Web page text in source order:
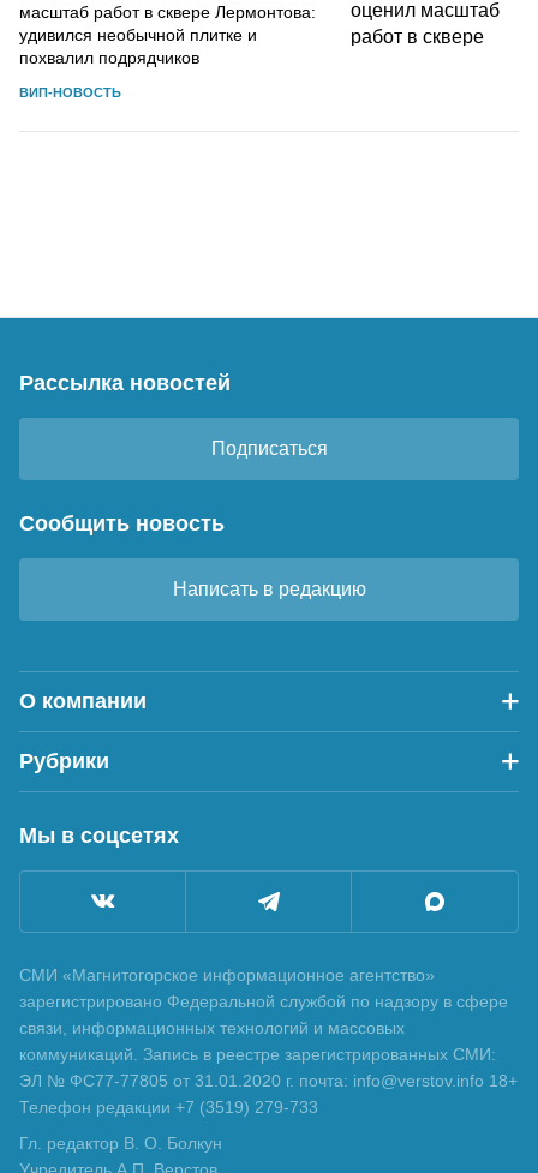
масштаб работ в сквере Лермонтова:
удивился необычной плитке и
похвалил подрядчиков
ВИП-НОВОСТЬ
Рассылка новостей
Подписаться
Сообщить новость
Написать в редакцию
О компании
Рубрики
Мы в соцсетях
СМИ «Магнитогорское информационное агентство»
зарегистрировано Федеральной службой по надзору в сфере
связи, информационных технологий и массовых
коммуникаций. Запись в реестре зарегистрированных СМИ:
ЭЛ № ФС77-77805 от 31.01.2020 г. почта: info@verstov.info 18+
Телефон редакции +7 (3519) 279-733
Гл. редактор В. О. Болкун
Учредитель А.П. Верстов